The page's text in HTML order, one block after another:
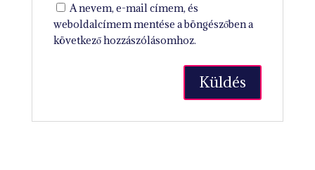
A nevem, e-mail címem, és
weboldalcímem mentése a böngészőben a
következő hozzászólásomhoz.